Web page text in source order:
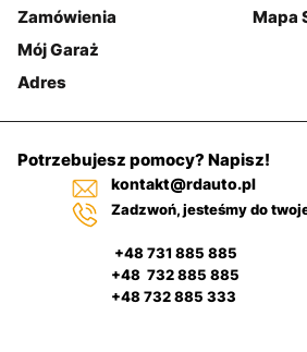
Zamówienia
Mój Garaż
Adres
Mapa
Potrzebujesz pomocy? Napisz!
kontakt@rdauto.pl
Zadzwoń, jesteśmy do
+48 731 885 885
+48 732 885 885
+48 732 885 333